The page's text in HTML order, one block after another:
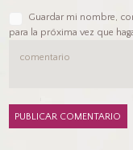
Guardar mi nombre,
para la próxima vez que